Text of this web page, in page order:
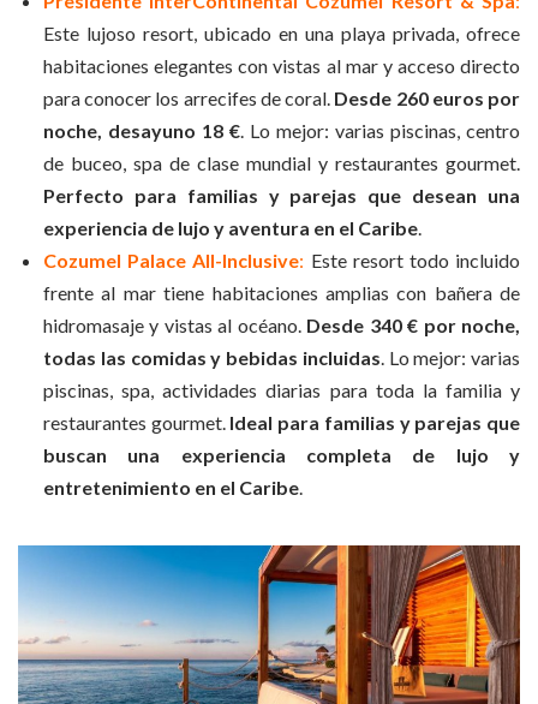
Este lujoso resort, ubicado en una playa privada, ofrece
habitaciones elegantes con vistas al mar y acceso directo
para conocer los arrecifes de coral. Desde 260 euros por
noche, desayuno 18 €. Lo mejor: varias piscinas, centro
de buceo, spa de clase mundial y restaurantes gourmet.
Perfecto para familias y parejas que desean una
experiencia de lujo y aventura en el Caribe.
Cozumel Palace All-Inclusive: Este resort todo incluido
frente al mar tiene habitaciones amplias con bañera de
hidromasaje y vistas al océano. Desde 340 € por noche,
todas las comidas y bebidas incluidas. Lo mejor: varias
piscinas, spa, actividades diarias para toda la familia y
restaurantes gourmet. Ideal para familias y parejas que
buscan una experiencia completa de lujo y
entretenimiento en el Caribe.